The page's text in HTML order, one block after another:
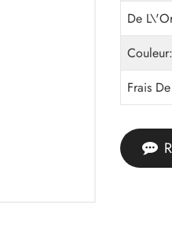
De
Couleur:
Frais